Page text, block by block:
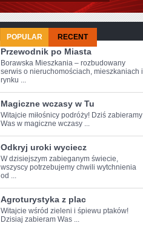
POPULAR RECENT
Przewodnik po Miasta
Borawska Mieszkania – rozbudowany
serwis o nieruchomościach, mieszkaniach i
rynku ...
Magiczne wczasy w Tu
Witajcie miłośnicy ‍podróży! Dziś zabieramy
Was ⁢w magiczne wczasy ...
Odkryj uroki wyciecz
W dzisiejszym ​zabieganym świecie,
wszyscy potrzebujemy chwili wytchnienia
⁣od ...
Agroturystyka z plac
Witajcie wśród zieleni i śpiewu ptaków!
Dzisiaj zabieram Was ...